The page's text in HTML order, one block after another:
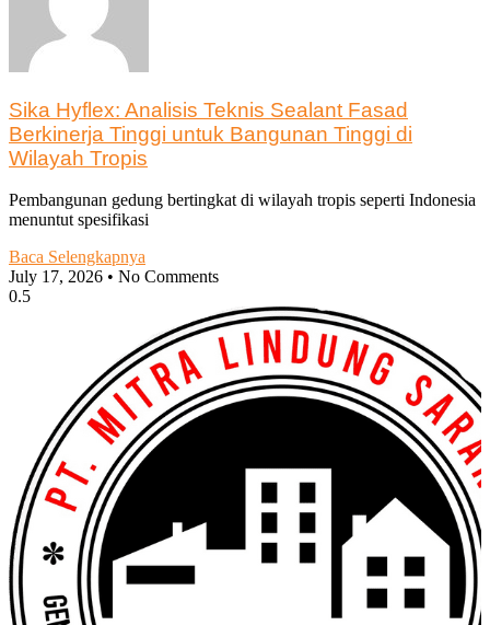
Sika Hyflex: Analisis Teknis Sealant Fasad
Berkinerja Tinggi untuk Bangunan Tinggi di
Wilayah Tropis
Pembangunan gedung bertingkat di wilayah tropis seperti Indonesia
menuntut spesifikasi
Baca Selengkapnya
July 17, 2026
No Comments